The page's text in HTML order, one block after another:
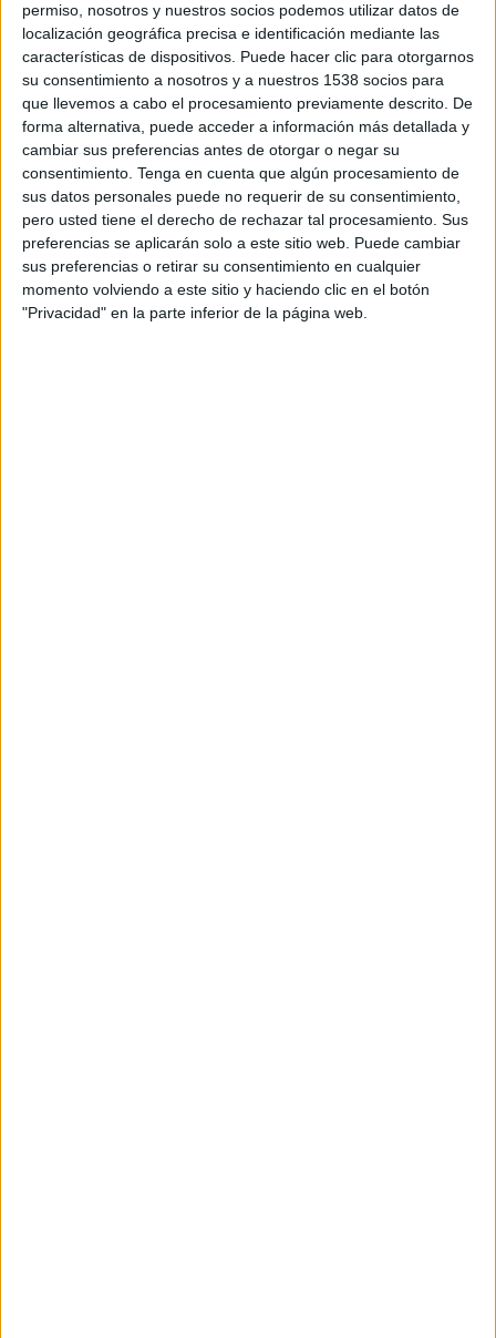
permiso, nosotros y nuestros socios podemos utilizar datos de
localización geográfica precisa e identificación mediante las
características de dispositivos. Puede hacer clic para otorgarnos
su consentimiento a nosotros y a nuestros 1538 socios para
que llevemos a cabo el procesamiento previamente descrito. De
forma alternativa, puede acceder a información más detallada y
cambiar sus preferencias antes de otorgar o negar su
consentimiento. Tenga en cuenta que algún procesamiento de
sus datos personales puede no requerir de su consentimiento,
pero usted tiene el derecho de rechazar tal procesamiento. Sus
preferencias se aplicarán solo a este sitio web. Puede cambiar
sus preferencias o retirar su consentimiento en cualquier
momento volviendo a este sitio y haciendo clic en el botón
"Privacidad" en la parte inferior de la página web.
Publicis España ha anunciado la incorporación de
Pablo Serrano como brand director de la cuenta
de Renault. Desde este cargo será responsable
del equipo de gestión y de los proyectos
multidisciplinares que se desarrollen desde la
agencia para la marca, reportando directamente
a Paco Mendoza, actual CEO de Publicis España.
Licenciado en Publicidad y RR.PP. por la USP CEU
de Madrid, Serrano cuenta con más de 12 años de
experiencia internacional en Europa y
Latinoamérica, donde ha desarrollado su carrera
en agencias multinacionales como TBWA-i,